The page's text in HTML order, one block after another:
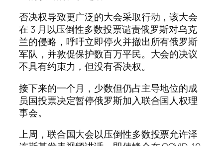
否决权导致更广泛的大会采取行动，该大会
在 3 月以压倒性多数投票谴责俄罗斯对乌克
兰的侵略，呼吁立即停火并撤出所有俄罗斯
军队，并敦促保护数百万平民。大会的决议
不具有约束力，但没有否决权。
接下来的一个月，少数但仍占主导地位的成
员国投票决定暂停俄罗斯加入联合国人权理
事会。
上周，联合国大会以压倒性多数投票允许泽